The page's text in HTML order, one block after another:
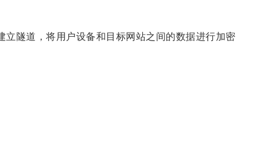
隧道，将用户设备和目标网站之间的数据进行加密